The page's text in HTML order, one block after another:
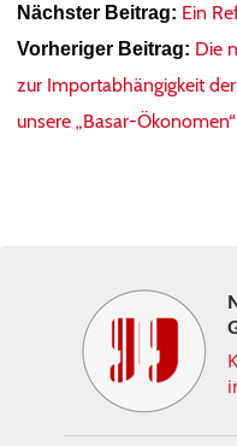
Nächster Beitrag: Ein
Vorheriger Beitrag: Die
zur Importabhängigkeit
unsere „Basar-Ökonomen“